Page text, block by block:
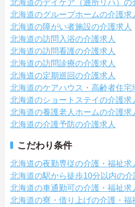
北海道のデイケア（通所リハ）の
北海道のグループホームの介護求
北海道の障がい者施設の介護求人
北海道の訪問入浴の介護求人
北海道の訪問看護の介護求人
北海道の訪問診療の介護求人
北海道の定期巡回の介護求人
北海道のケアハウス・高齢者住宅
北海道のショートステイの介護求
北海道の養護老人ホームの介護求
北海道の介護予防の介護求人
こだわり条件
北海道の夜勤専従の介護・福祉求
北海道の駅から徒歩10分以内の介
北海道の車通勤可の介護・福祉求
北海道の寮・借り上げの介護・福